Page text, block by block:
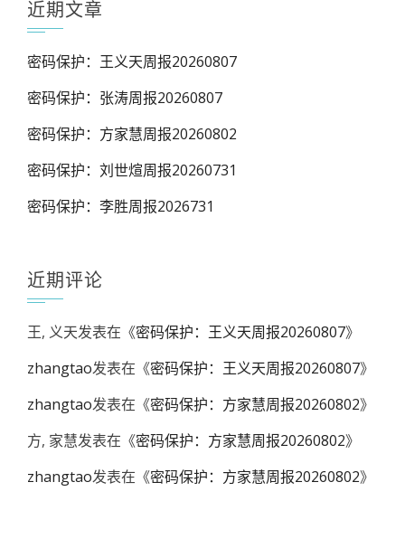
近期文章
密码保护：王义天周报20260807
密码保护：张涛周报20260807
密码保护：方家慧周报20260802
密码保护：刘世煊周报20260731
密码保护：李胜周报2026731
近期评论
王, 义天发表在《密码保护：王义天周报20260807》
zhangtao发表在《密码保护：王义天周报20260807》
zhangtao发表在《密码保护：方家慧周报20260802》
方, 家慧发表在《密码保护：方家慧周报20260802》
zhangtao发表在《密码保护：方家慧周报20260802》